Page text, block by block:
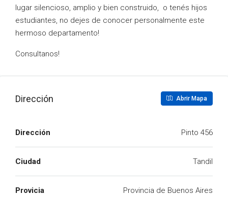
lugar silencioso, amplio y bien construido, o tenés hijos
estudiantes, no dejes de conocer personalmente este
hermoso departamento!
Consultanos!
Dirección Abrir Mapa
Dirección Pinto 456
Ciudad Tandil
Provicia Provincia de Buenos Aires